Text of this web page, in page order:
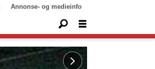
Annonse- og medieinfo